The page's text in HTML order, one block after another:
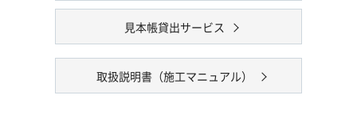
見本帳貸出サービス
取扱説明書（施工マニュアル）